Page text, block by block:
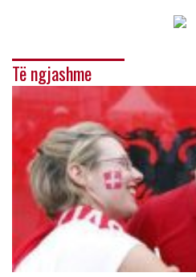
Të ngjashme